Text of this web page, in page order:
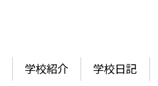
学校紹介 学校日記